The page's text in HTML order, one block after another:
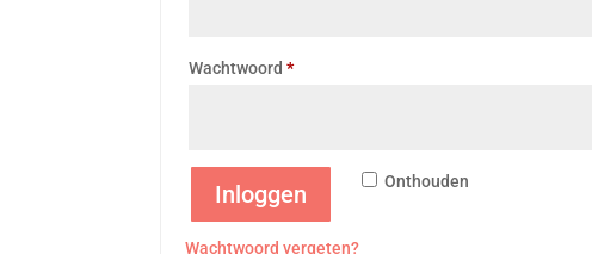
Wachtwoord*Verplicht
Onthouden
Inloggen
Wachtwoord vergeten?